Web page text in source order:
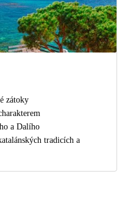
zátoky
a Dalího
tradicích a